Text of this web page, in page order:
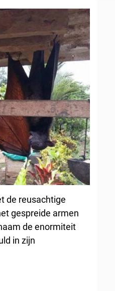
de reusachtige
gespreide armen
de enormiteit
in zijn